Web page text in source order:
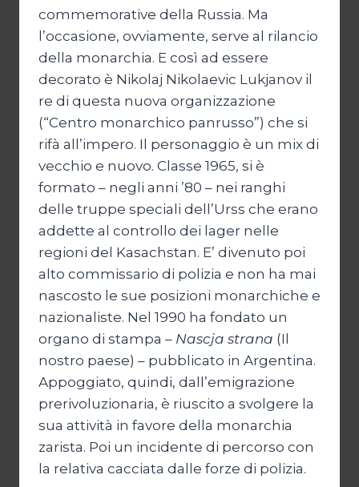
commemorative della Russia. Ma
l’occasione, ovviamente, serve al rilancio
della monarchia. E così ad essere
decorato è Nikolaj Nikolaevic Lukjanov il
re di questa nuova organizzazione
(“Centro monarchico panrusso”) che si
rifà all’impero. Il personaggio è un mix di
vecchio e nuovo. Classe 1965, si è
formato – negli anni ’80 – nei ranghi
delle truppe speciali dell’Urss che erano
addette al controllo dei lager nelle
regioni del Kasachstan. E’ divenuto poi
alto commissario di polizia e non ha mai
nascosto le sue posizioni monarchiche e
nazionaliste. Nel 1990 ha fondato un
organo di stampa – Nascja strana (Il
nostro paese) – pubblicato in Argentina.
Appoggiato, quindi, dall’emigrazione
prerivoluzionaria, è riuscito a svolgere la
sua attività in favore della monarchia
zarista. Poi un incidente di percorso con
la relativa cacciata dalle forze di polizia.